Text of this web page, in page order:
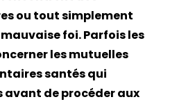
ou tout simplement
foi. Parfois les
les mutuelles
santés qui
avant de procéder aux